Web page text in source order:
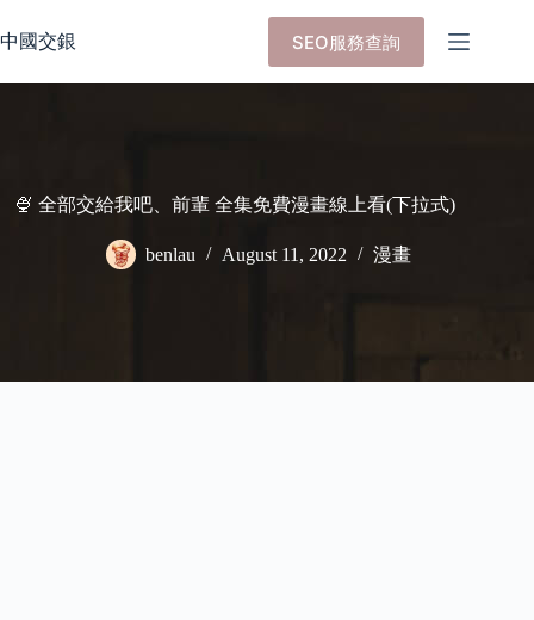
to
content
中國交銀 SEO服務查詢
🍨 全部交給我吧、前輩 全集免費漫畫線上看(下拉式)
benlau August 11, 2022 漫畫